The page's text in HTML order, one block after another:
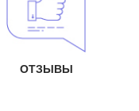
ОТЗЫВЫ